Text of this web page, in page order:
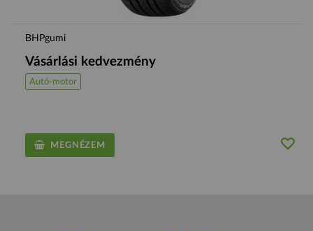
BHPgumi
Vásárlási kedvezmény
Autó-motor
MEGNÉZEM